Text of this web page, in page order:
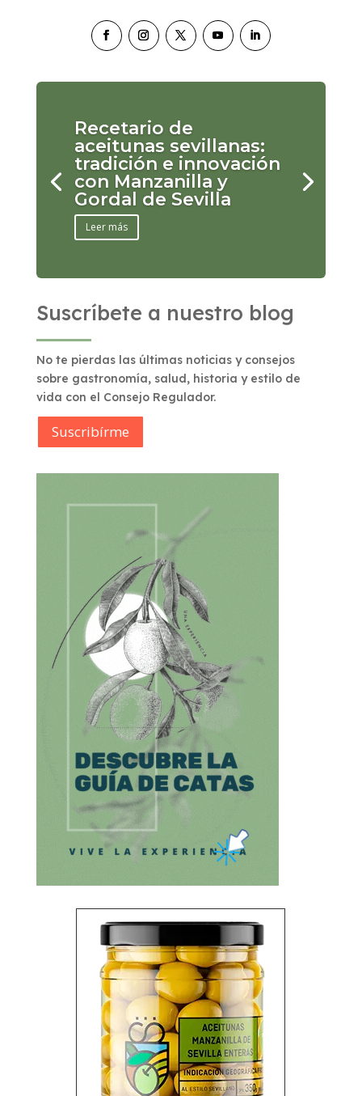
Recetario de
aceitunas sevillanas:
tradición e innovación
con Manzanilla y
Gordal de Sevilla
Leer más
Suscríbete a nuestro blog
No te pierdas las últimas noticias y consejos
sobre gastronomía, salud, historia y estilo de
vida con el Consejo Regulador.
Suscribírme